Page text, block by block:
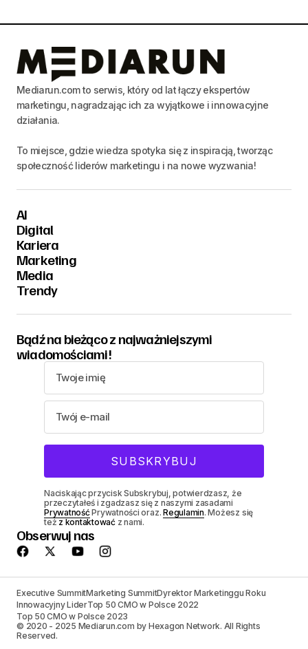
Mediarun.com to serwis, który od lat łączy ekspertów
marketingu, nagradzając ich za wyjątkowe i innowacyjne
działania.
To miejsce, gdzie wiedza spotyka się z inspiracją, tworząc
społeczność liderów marketingu i na nowe wyzwania!
AI
Digital
Kariera
Marketing
Media
Trendy
Bądź na bieżąco z najważniejszymi
wiadomościami!
Naciskając przycisk Subskrybuj, potwierdzasz, że
przeczytałeś i zgadzasz się z naszymi zasadami
PrywatnośćPrywatności oraz.Regulamin. Możesz się
też z kontaktowaćz nami.
Obserwuj nas
Executive SummitMarketing SummitDyrektor Marketinggu Roku
Innowacyjny LiderTop 50 CMO w Polsce 2022
Top 50 CMO w Polsce 2023
© 2020 - 2025 Mediarun.com by Hexagon Network. All Rights
Reserved.